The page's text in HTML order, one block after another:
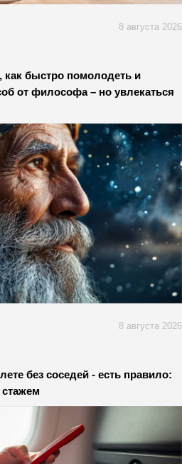
8 августа 2026
быстро помолодеть и
от философа – но увлекаться
8 августа 2026
без соседей - есть правило:
стажем